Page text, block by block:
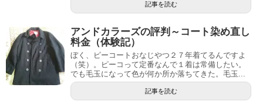
記事を読む
アンドカラーズの評判～コート染め直し
料金（体験記）
ぼく、ピーコートおなじやつ２７年着てるんですよ
（笑）。ピーコって定番なんで１着は常備したい。
でも毛玉になって色が何か所か落ちてきた。毛玉...
記事を読む